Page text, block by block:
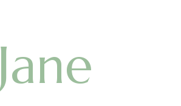
Jane